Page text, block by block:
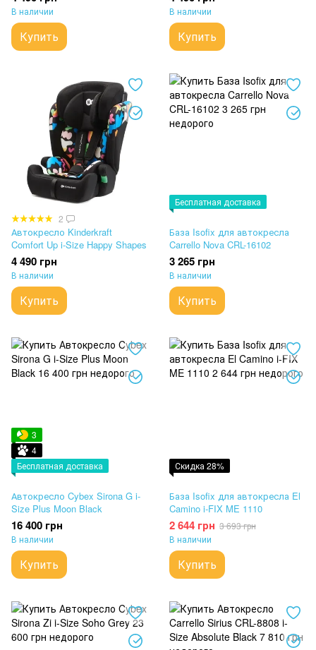
В наличии
Купить
В наличии
Купить
2
Автокресло Kinderkraft
Comfort Up i-Size Happy Shapes
4 490 грн
В наличии
Купить
Бесплатная доставка
База Isofix для автокресла
Carrello Nova CRL-16102
3 265 грн
В наличии
Купить
3
4
Бесплатная доставка
Автокресло Cybex Sirona G i-
Size Plus Moon Black
16 400 грн
В наличии
Купить
Скидка 28%
База Isofix для автокресла El
Camino i-FIX ME 1110
2 644 грн 3 693 грн
В наличии
Купить